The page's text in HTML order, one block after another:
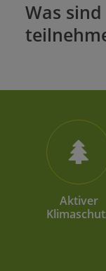
Was
Aktiver